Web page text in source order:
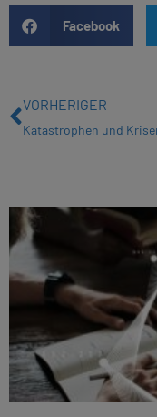
Facebook
VORHERIGER